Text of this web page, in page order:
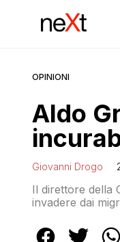
OPINIONI
Aldo
Giovanni Drogo
Il direttore della
invadere dai